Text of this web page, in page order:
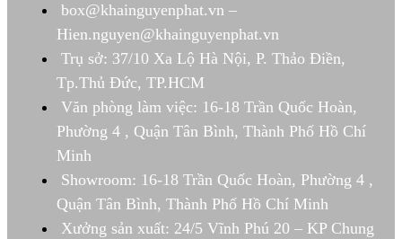
box@khainguyenphat.vn –
Hien.nguyen@khainguyenphat.vn
Trụ sở: 37/10 Xa Lộ Hà Nội, P. Thảo Điền,
Tp.Thủ Đức, TP.HCM
Văn phòng làm việc: 16-18 Trần Quốc Hoàn,
Phường 4 , Quận Tân Bình, Thành Phố Hồ Chí
Minh
Showroom: 16-18 Trần Quốc Hoàn, Phường 4 ,
Quận Tân Bình, Thành Phố Hồ Chí Minh
Xưởng sản xuất: 24/5 Vĩnh Phú 20 – KP Chung